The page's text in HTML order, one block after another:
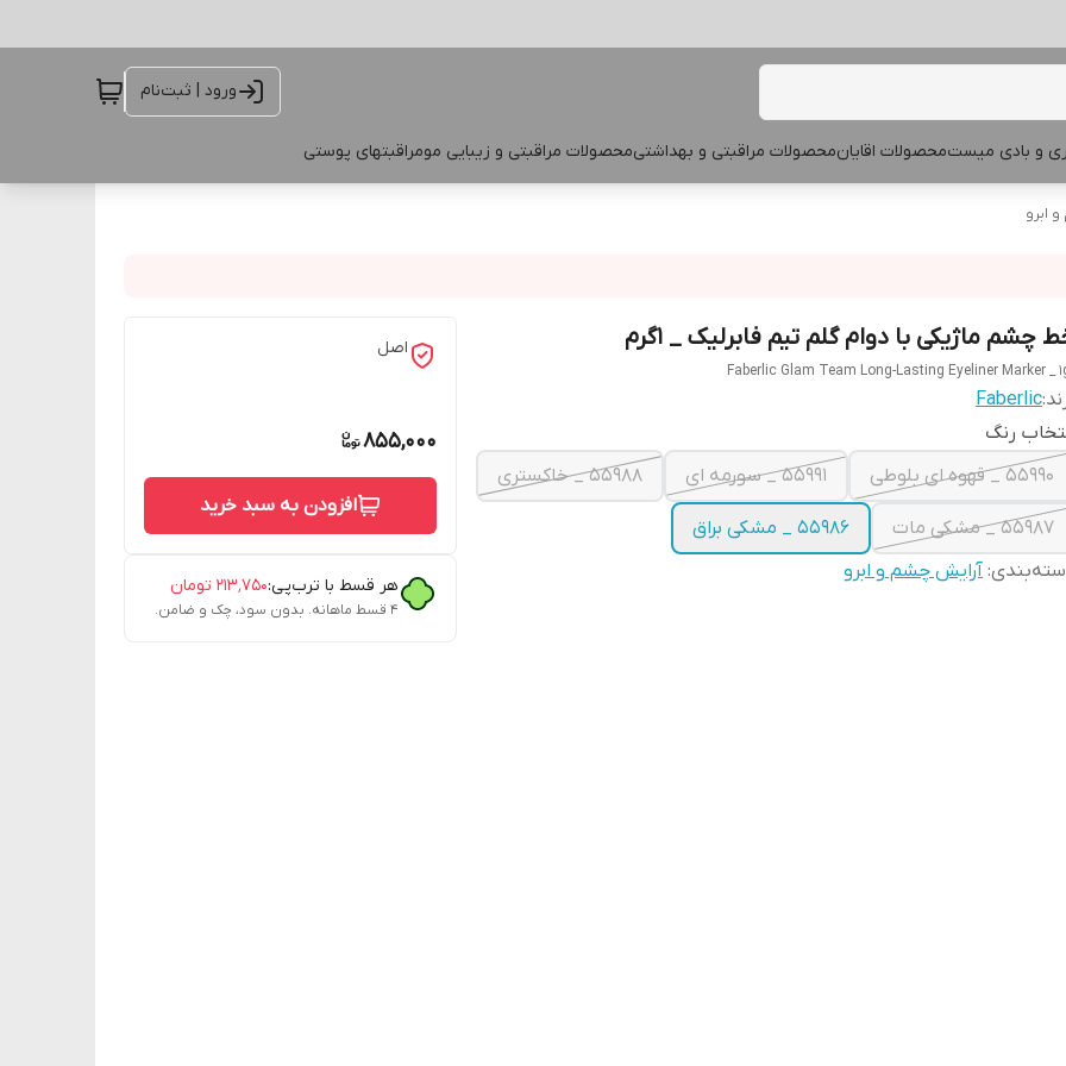
ورود | ثبت‌نام
و بادی میستمحصولات اقایانمحصولات مراقبتی و بهداشتیمحصولات مراقبتی و زیبایی مومراقبتهای پوستی
ابرو
چشم ماژیکی با دوام گلم تیم فابرلیک _ 1گرم
Faberlic Glam Team Long-Lasting Eyeliner Marker _
Faberlic
رنگ
55990 _ قهوه ای بلوطی
55991 _ سورمه ای 55988 _ خاکستری
55987 _ مشکی مات
55986 _ مشکی براق
: آرایش چشم و ابرو
اصل
855,000
افزودن به سبد خرید
هر قسط با ترب‌پی:۲۱۳٬۷۵۰ تومان
۴ قسط ماهانه. بدون سود، چک و ضامن.